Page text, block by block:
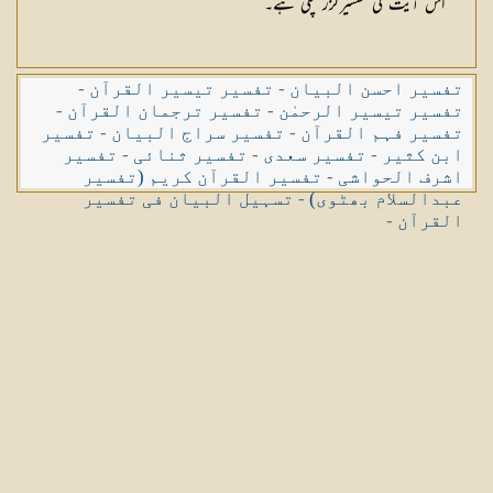
تفسیر احسن البیان - تفسیر تیسیر القرآن -
تفسیر تیسیر الرحمٰن - تفسیر ترجمان القرآن -
تفسیر فہم القرآن - تفسیر سراج البیان - تفسیر
ابن کثیر - تفسیر سعدی - تفسیر ثنائی - تفسیر
اشرف الحواشی - تفسیر القرآن کریم (تفسیر
عبدالسلام بھٹوی)-تسہیل البیان فی تفسیر
القرآن -